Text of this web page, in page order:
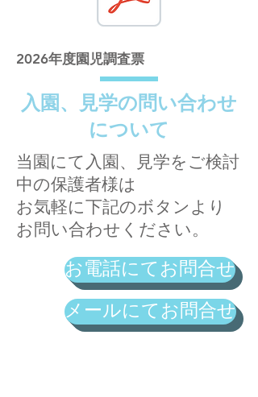
2026年度園児調査票
入園、見学の問い合わせ
について
当園にて入園、見学をご検討
中の保護者様は
お気軽に下記のボタンより
お問い合わせください。
お電話にてお問合せ
メールにてお問合せ